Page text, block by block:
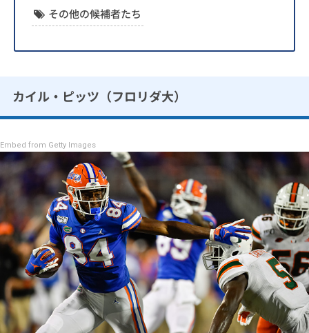
その他の候補者たち
カイル・ピッツ（フロリダ大）
Embed from Getty Images